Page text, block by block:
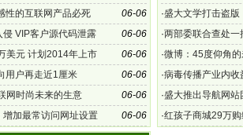
06-06
性的互联网产品必死
06-06
VIP客户源代码泄露
06-06
美元 计划2014年上市
06-06
用户再走近1厘米
06-06
网时尚未来的生意
06-06
加最常访问网址设置
·盛大文学打击盗
·两部委联合查处
·微博：45度仰角
通讯
·病毒传播产业内
·盛大推出导航网
·红孩子商城29万